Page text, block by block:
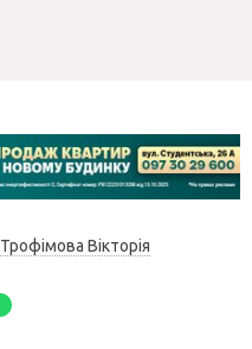
Трофімова Вікторія